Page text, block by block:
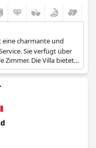
eine charmante und
Sie verfügt über
Zimmer. Die Villa bietet
dennoch nah am